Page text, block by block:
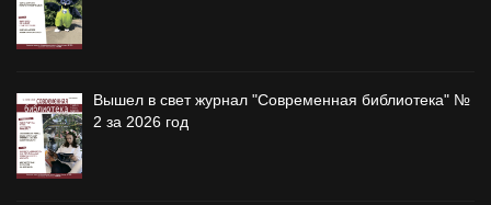
Вышел в свет журнал "Современная библиотека" №
2 за 2026 год